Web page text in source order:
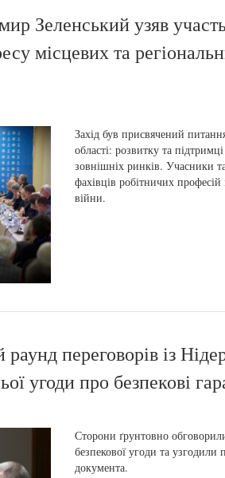
Зеленський узяв
місцевих та
Захід був присвячений
області: розвитку та
зовнішніх ринків. Учасники
фахівців робітничих
війни.
раунд переговорів із
угоди про безпекові
Сторони ґрунтовно
безпекової угоди та
документа.